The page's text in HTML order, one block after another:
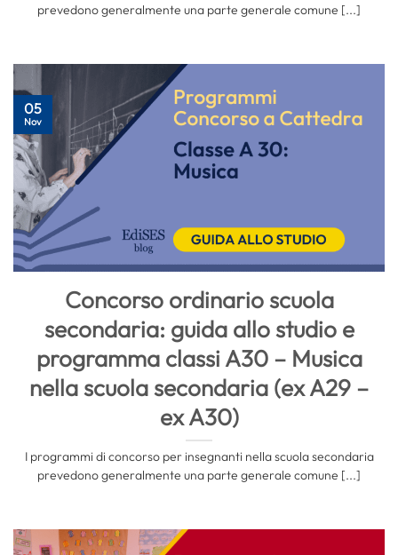
prevedono generalmente una parte generale comune [...]
Concorso ordinario scuola
secondaria: guida allo studio e
programma classi A30 – Musica
nella scuola secondaria (ex A29 –
ex A30)
I programmi di concorso per insegnanti nella scuola secondaria
prevedono generalmente una parte generale comune [...]
05
Nov